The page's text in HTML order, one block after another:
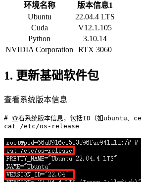
环境名称
版本信息1
Ubuntu
22.04.4 LTS
Cuda
V12.1.105
Python
3.10.14
NVIDIA Corporation
RTX 3060
1. 更新基础软件包
查看系统版本信息
# 查看系统版本信息，包括ID（如ubuntu、
cat